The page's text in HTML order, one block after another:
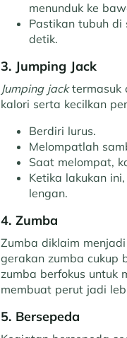
menunduk ke
Pastikan tubuh
detik.
3. Jumping Jack
Jumping jacktermasuk
kalori serta kecilkan
Berdiri lurus.
Melompatlah
Saat melompat,
Ketika lakukan
lengan.
4. Zumba
Zumba diklaim
gerakan zumba cukup
zumba berfokus untuk
membuat perut jadi
5. Bersepeda